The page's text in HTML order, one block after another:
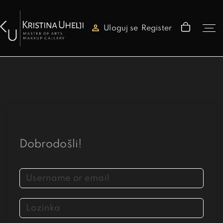
Uloguj se Register
Dobrodošli!